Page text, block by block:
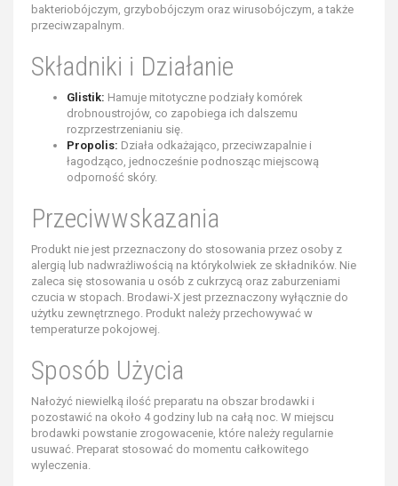
bakteriobójczym, grzybobójczym oraz wirusobójczym, a także
przeciwzapalnym.
Składniki i Działanie
Glistik: Hamuje mitotyczne podziały komórek
drobnoustrojów, co zapobiega ich dalszemu
rozprzestrzenianiu się.
Propolis: Działa odkażająco, przeciwzapalnie i
łagodząco, jednocześnie podnosząc miejscową
odporność skóry.
Przeciwwskazania
Produkt nie jest przeznaczony do stosowania przez osoby z
alergią lub nadwrażliwością na którykolwiek ze składników. Nie
zaleca się stosowania u osób z cukrzycą oraz zaburzeniami
czucia w stopach. Brodawi-X jest przeznaczony wyłącznie do
użytku zewnętrznego. Produkt należy przechowywać w
temperaturze pokojowej.
Sposób Użycia
Nałożyć niewielką ilość preparatu na obszar brodawki i
pozostawić na około 4 godziny lub na całą noc. W miejscu
brodawki powstanie zrogowacenie, które należy regularnie
usuwać. Preparat stosować do momentu całkowitego
wyleczenia.